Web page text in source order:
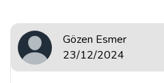
Gözen Esmer
23/12/2024